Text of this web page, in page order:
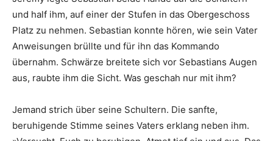
und half ihm, auf einer der Stufen in das Obergeschoss
Platz zu nehmen. Sebastian konnte hören, wie sein Vater
Anweisungen brüllte und für ihn das Kommando
übernahm. Schwärze breitete sich vor Sebastians Augen
aus, raubte ihm die Sicht. Was geschah nur mit ihm?
Jemand strich über seine Schultern. Die sanfte,
beruhigende Stimme seines Vaters erklang neben ihm.